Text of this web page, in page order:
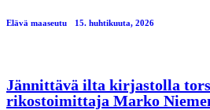
Elävä maaseutu 15. huhtikuuta, 2026
Jännittävä ilta kirjastolla
rikostoimittaja Marko